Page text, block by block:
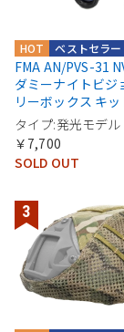
ベストセラー
HOT
FMA AN/PVS-31
ダミーナイトビジ
リーボックス キッ
タイプ:発光モデル
￥7,700
SOLD OUT